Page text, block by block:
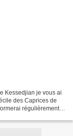
Kessedjian je vous ai
des Caprices de
régulièrement